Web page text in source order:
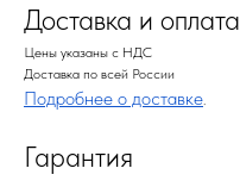
Доставка и оплата
Цены указаны с НДС
Доставка по всей России
Подробнее о доставке.
Гарантия